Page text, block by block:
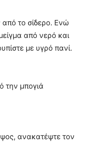
το σίδερο. Ενώ
από νερό και
με υγρό πανί.
την μπογιά
ανακατέψτε τον